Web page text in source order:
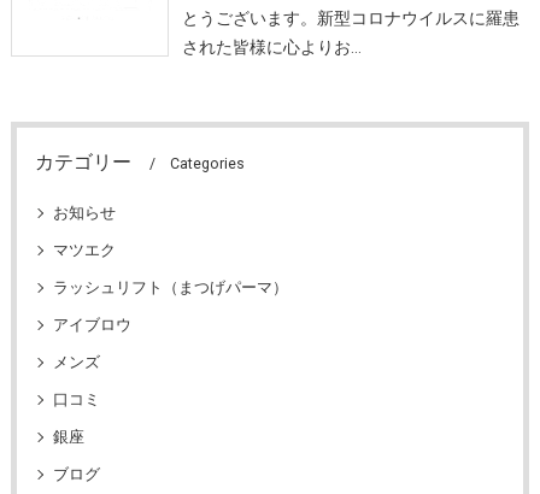
とうございます。新型コロナウイルスに羅患
された皆様に心よりお…
カテゴリー Categories
お知らせ
マツエク
ラッシュリフト（まつげパーマ）
アイブロウ
メンズ
口コミ
銀座
ブログ